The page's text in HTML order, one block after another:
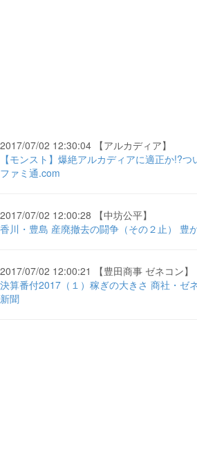
2017/07/02 12:30:04 【アルカディア】
【モンスト】爆絶アルカディアに適正か!?
ファミ通.com
2017/07/02 12:00:28 【中坊公平】
香川・豊島 産廃撤去の闘争（その２止） 豊
2017/07/02 12:00:21 【豊田商事 ゼネコン】
決算番付2017（１）稼ぎの大きさ 商社・ゼ
新聞